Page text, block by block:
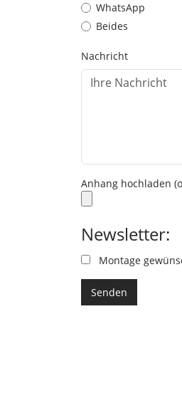
WhatsApp
Beides
Nachricht
Anhang hochladen
Newsletter:
Montage
Senden